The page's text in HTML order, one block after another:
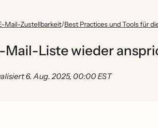
Mail-Zustellbarkeit/Best Practices und Tools für
Mail-Liste wieder
6. Aug. 2025, 00:00 EST